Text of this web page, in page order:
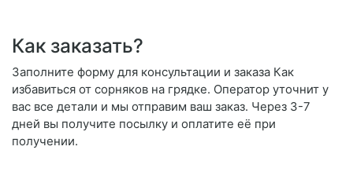
Как заказать?
Заполните форму для консультации и заказа Как
избавиться от сорняков на грядке. Оператор уточнит у
вас все детали и мы отправим ваш заказ. Через 3-7
дней вы получите посылку и оплатите её при
получении.